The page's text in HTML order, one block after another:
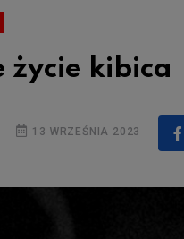
życie kibica
13 WRZEŚNIA 2023